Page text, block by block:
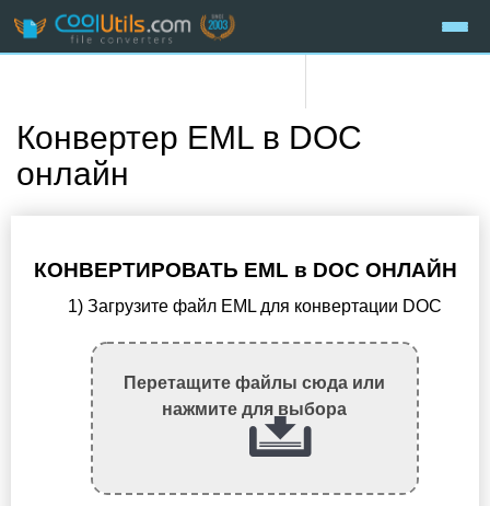
Конвертер EML в DOC
онлайн
КОНВЕРТИРОВАТЬ EML в DOC ОНЛАЙН
1) Загрузите файл EML для конвертации DOC
Перетащите файлы сюда или
нажмите для выбора